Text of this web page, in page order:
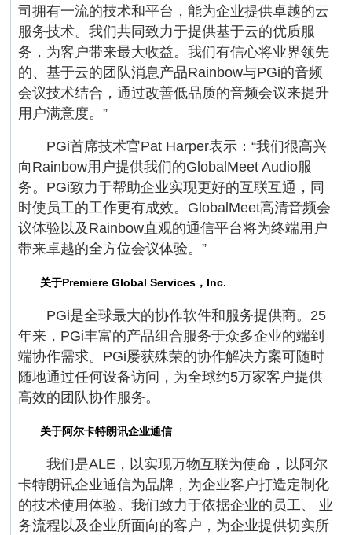
司拥有一流的技术和平台，能为企业提供卓越的云
服务技术。我们共同致力于提供基于云的优质服
务，为客户带来最大收益。我们有信心将业界领先
的、基于云的团队消息产品Rainbow与PGi的音频
会议技术结合，通过改善低品质的音频会议来提升
用户满意度。”
PGi首席技术官Pat Harper表示：“我们很高兴
向Rainbow用户提供我们的GlobalMeet Audio服
务。PGi致力于帮助企业实现更好的互联互通，同
时使员工的工作更有成效。GlobalMeet高清音频会
议体验以及Rainbow直观的通信平台将为终端用户
带来卓越的全方位会议体验。”
关于Premiere Global Services，Inc.
PGi是全球最大的协作软件和服务提供商。25
年来，PGi丰富的产品组合服务于众多企业的端到
端协作需求。PGi屡获殊荣的协作解决方案可随时
随地通过任何设备访问，为全球约5万家客户提供
高效的团队协作服务。
关于阿尔卡特朗讯企业通信
我们是ALE，以实现万物互联为使命，以阿尔
卡特朗讯企业通信为品牌，为企业客户打造定制化
的技术使用体验。我们致力于依据企业的员工、 业
务流程以及企业所面向的客户，为企业提供切实所